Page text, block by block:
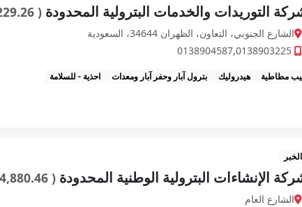
التوريدات والخدمات البترولية المحدودة ( 1,229.26 كم )
الشارع الجنوبي، التعاون، الظهران 34644، السعودية
0138904587,0138903225
مطاطية هيدروليك بترول آبار وحفر آبار ومعدات احذية - للسلامة
الخبر
الإنشاءات البترولية الوطنية المحدودة ( 4,880.46 كم )
الشارع العام